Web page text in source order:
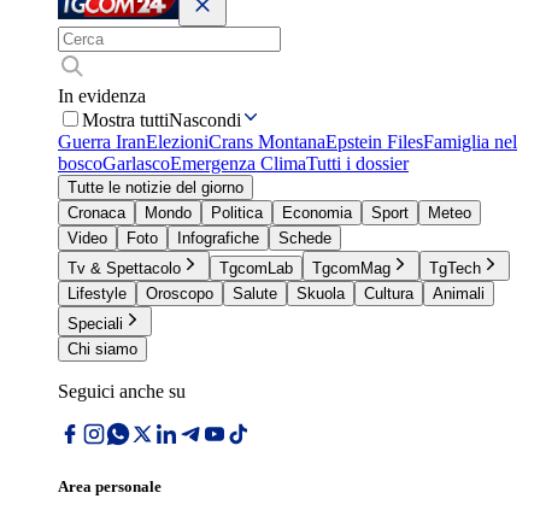
In evidenza
Mostra tuttiNascondi
Guerra IranElezioniCrans MontanaEpstein FilesFamiglia nel
boscoGarlascoEmergenza ClimaTutti i dossier
Tutte le notizie del giorno
Cronaca
Mondo Politica Economia Sport
Meteo
Video
Foto Infografiche
Schede
Tv & Spettacolo
TgcomLab TgcomMag
TgTech
Lifestyle
Oroscopo Salute Skuola Cultura
Animali
Speciali
Chi siamo
Seguici anche su
Area personale